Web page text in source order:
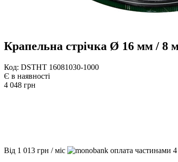
Крапельна стрічка Ø 16 мм / 8
Код: DSTHT 16081030-1000
Є в наявності
4 048 грн
Від 1 013 грн / міс 4